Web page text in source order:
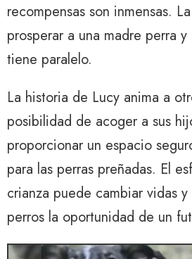
recompensas son inmensas.
prosperar a una madre perra
tiene paralelo.
La historia de Lucy anima a
posibilidad de acoger a sus
proporcionar un espacio
para las perras preñadas. El
crianza puede cambiar vidas
perros la oportunidad de un